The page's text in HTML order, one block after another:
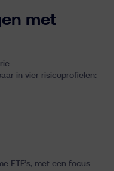
met
in vier risicoprofielen:
ETF’s, met een focus